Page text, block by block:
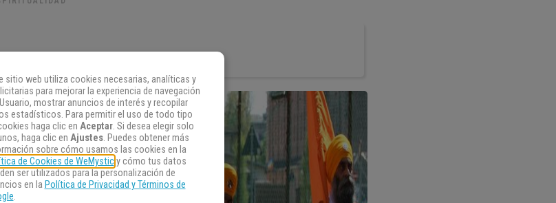
sitio web utiliza cookies necesarias, analíticas y
para mejorar la experiencia de navegación
mostrar anuncios de interés y recopilar
estadísticos. Para permitir el uso de todo tipo
haga clic en Aceptar. Si desea elegir solo
haga clic en Ajustes. Puedes obtener más
sobre cómo usamos las cookies en la
de Cookies de WeMysticy cómo tus datos
ser utilizados para la personalización de
en la Política de Privacidad y Términos de
.